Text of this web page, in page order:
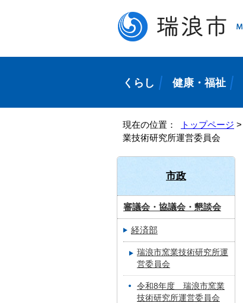
くらし 健康・福祉
現在の位置： トップページ >
業技術研究所運営委員会
市政
審議会・協議会・懇談会
経済部
瑞浪市窯業技術研究所運
営委員会
令和8年度 瑞浪市窯業
技術研究所運営委員会